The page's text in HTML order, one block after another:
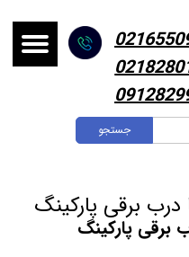
جستجو
برقی پارکینگ
برقی پارکینگ